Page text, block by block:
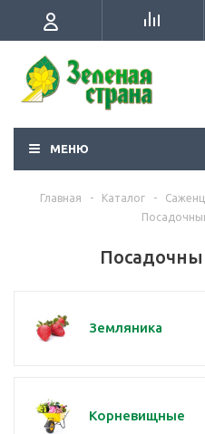
МЕНЮ
Главная - Каталог -
Земляника
Корневищные